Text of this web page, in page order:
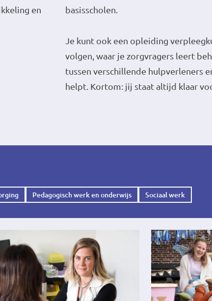
en
basisscholen.
Je kunt ook een opleiding
volgen, waar je zorgvragers leert
tussen verschillende hulpverleners
helpt. Kortom: jij staat altijd klaar
Pedagogisch werk en onderwijs Sociaal werk